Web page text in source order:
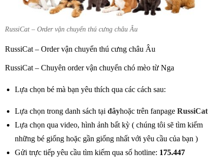
RussiCat – Order vận chuyển thú cưng châu Âu
RussiCat – Order vận chuyển thú cưng châu Âu
RussiCat – Chuyên order vận chuyển chó mèo từ Nga
Lựa chọn bé mà bạn yêu thích qua các cách sau:
Lựa chọn trong danh sách tại đâyhoặc trên fanpage RussiCat
Lựa chọn qua video, hình ảnh bất kỳ ( chúng tôi sẽ tìm kiếm
những bé giống hoặc gần giống nhất với yêu cầu của bạn )
Gửi trực tiếp yêu cầu tìm kiếm qua số hotline: 175.447